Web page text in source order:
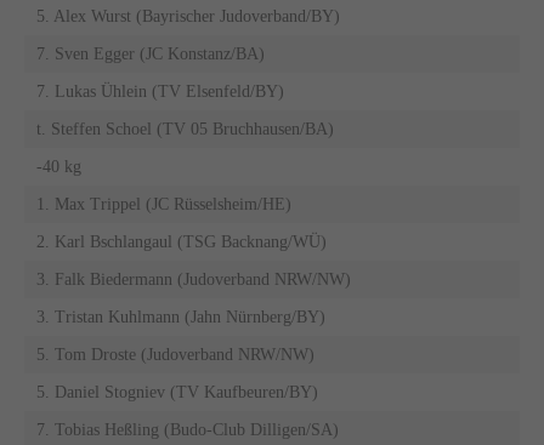
5. Alex Wurst (Bayrischer Judoverband/BY)
7. Sven Egger (JC Konstanz/BA)
7. Lukas Ühlein (TV Elsenfeld/BY)
t. Steffen Schoel (TV 05 Bruchhausen/BA)
-40 kg
1. Max Trippel (JC Rüsselsheim/HE)
2. Karl Bschlangaul (TSG Backnang/WÜ)
3. Falk Biedermann (Judoverband NRW/NW)
3. Tristan Kuhlmann (Jahn Nürnberg/BY)
5. Tom Droste (Judoverband NRW/NW)
5. Daniel Stogniev (TV Kaufbeuren/BY)
7. Tobias Heßling (Budo-Club Dilligen/SA)